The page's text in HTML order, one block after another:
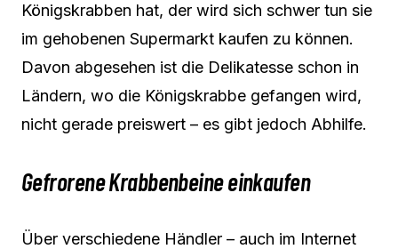
Königskrabben hat, der wird sich schwer tun sie
im gehobenen Supermarkt kaufen zu können.
Davon abgesehen ist die Delikatesse schon in
Ländern, wo die Königskrabbe gefangen wird,
nicht gerade preiswert – es gibt jedoch Abhilfe.
Gefrorene Krabbenbeine einkaufen
Über verschiedene Händler – auch im Internet